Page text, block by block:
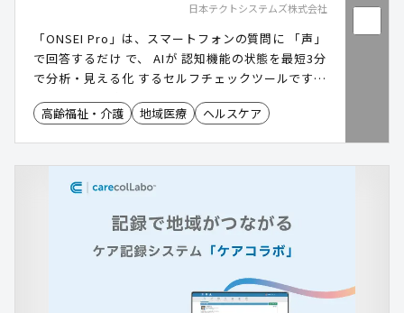
日本テクトシステムズ株式会社
「ONSEI Pro」は、スマートフォンの質問に 「声」
で回答するだけ で、 AIが 認知機能の状態を最短3分
で分析・見える化 するセルフチェックツールです。
AMED(日本医療研究開発機構)の支援 を受け、 2つ
の医科大学との共同研究 により誕生した高度な音声
軽に「脳の健康状態」を把握できる環境を提供する
だけでなく、 自治体の窓口、地域包括支援センタ
ー、健康づくりイベントなど、場所を選ばず「認知
機能の早期把握」の入口を作る ことが可能です。
高齢福祉・介護 地域医療 ヘルスケア